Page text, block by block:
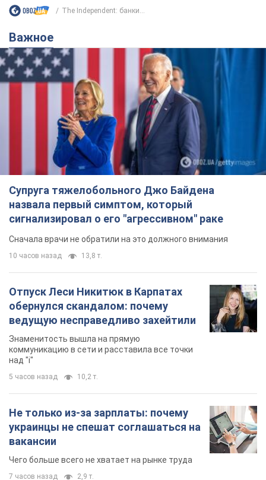
Супруга тяжелобольного Джо Байдена
назвала первый симптом, который
сигнализировал о его "агрессивном" раке
Сначала врачи не обратили на это должного внимания
10 часов назад 13,8 т.
Отпуск Леси Никитюк в Карпатах
обернулся скандалом: почему
ведущую несправедливо захейтили
Знаменитость вышла на прямую
над "i"
5 часов назад 10,2 т.
Не только из-за зарплаты: почему
украинцы не спешат соглашаться на
вакансии
Чего больше всего не хватает на рынке труда
7 часов назад